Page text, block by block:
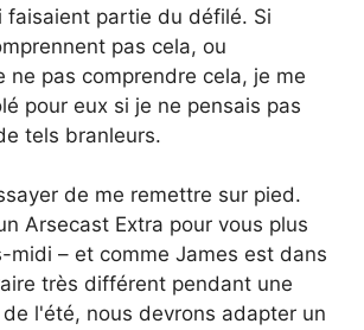
faisaient partie du défilé. Si
pas cela, ou
ne pas comprendre cela, je me
pour eux si je ne pensais pas
tels branleurs.
de me remettre sur pied.
Arsecast Extra pour vous plus
midi – et comme James est dans
très différent pendant une
l'été, nous devrons adapter un